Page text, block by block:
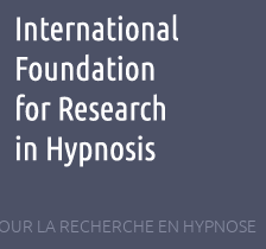
LA RECHERCHE EN HYPNOSE